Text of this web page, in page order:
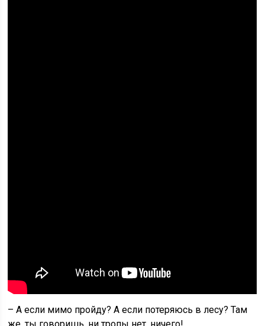
– А если мимо пройду? А если потеряюсь в лесу? Там